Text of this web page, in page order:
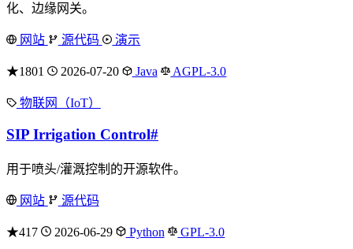
化、边缘网关。
网站 源代码 演示
★1801 2026-07-20 Java AGPL-3.0
物联网（IoT）
SIP Irrigation Control#
用于喷头/灌溉控制的开源软件。
网站 源代码
★417 2026-06-29 Python GPL-3.0